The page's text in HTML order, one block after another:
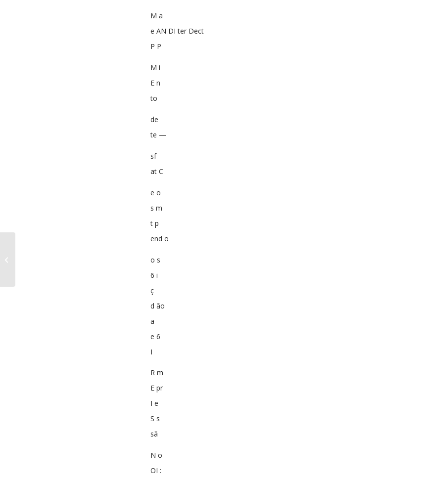
M a
e AN DI ter Dect
P P
M i
E n
to
de
te —
sf
at C
e o
s m
t p
end o
o s
6 i
ç
d ão
a
e 6
I
R m
E pr
I e
S s
sã
N o
OI :